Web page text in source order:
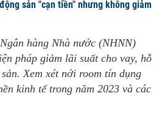
sản "cạn tiền" nhưng không giảm
hàng Nhà nước (NHNN)
pháp giảm lãi suất cho vay, hỗ
Xem xét nới room tín dụng
kinh tế trong năm 2023 và các